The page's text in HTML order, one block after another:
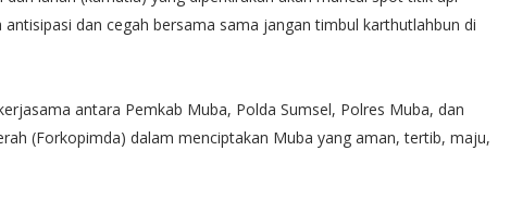
dan cegah bersama sama jangan timbul karthutlahbun di
antara Pemkab Muba, Polda Sumsel, Polres Muba, dan
(Forkopimda) dalam menciptakan Muba yang aman, tertib, maju,